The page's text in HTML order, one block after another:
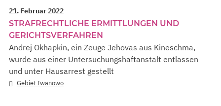
21. Februar 2022
STRAFRECHTLICHE ERMITTLUNGEN UND
GERICHTSVERFAHREN
Andrej Okhapkin, ein Zeuge Jehovas aus Kineschma,
wurde aus einer Untersuchungshaftanstalt entlassen
und unter Hausarrest gestellt
Gebiet Iwanowo